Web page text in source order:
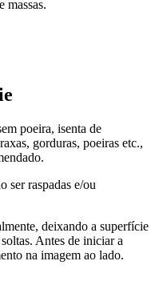
massas.
poeira, isenta de
gorduras, poeiras etc.,
ser raspadas e/ou
deixando a superfície
Antes de iniciar a
na imagem ao lado.